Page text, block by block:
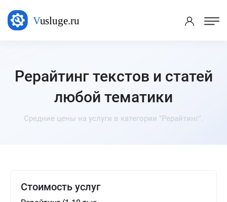
Рерайтинг текстов и статей
любой тематики
Средние цены на услуги в категории "Рерайтинг".
Стоимость услуг